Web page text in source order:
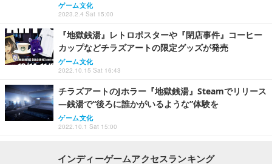
ゲーム文化
2023.2.4 Sat 15:00
『地獄銭湯』レトロポスターや『閉店事件』コーヒー
カップなどチラズアートの限定グッズが発売
ゲーム文化
2022.10.15 Sat 16:43
チラズアートのJホラー『地獄銭湯』Steamでリリース
―銭湯で“後ろに誰かがいるような”体験を
ゲーム文化
2022.10.1 Sat 15:00
インディーゲームアクセスランキング